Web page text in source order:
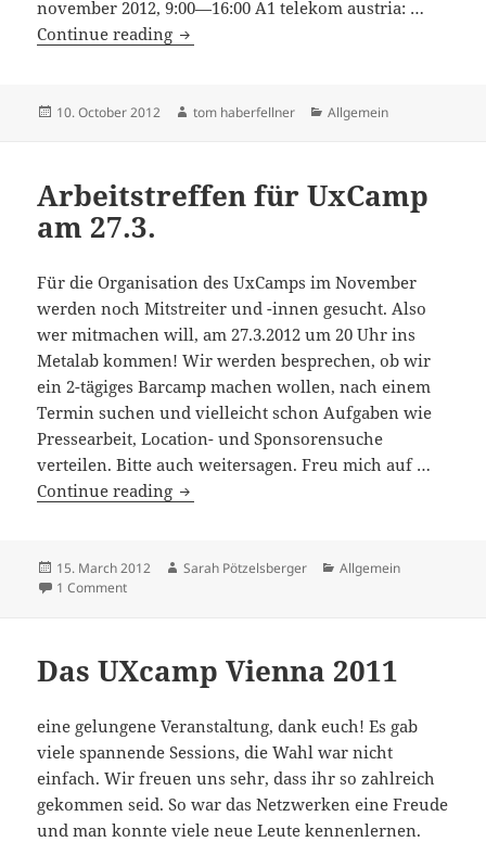
november 2012, 9:00—16:00 A1 telekom austria: …
Continue reading UxCamp
preisverleihung
Posted
10. October 2012 Author
tom haberfellner Categories
Allgemein
Arbeitstreffen für UxCamp
am 27.3.
Für die Organisation des UxCamps im November
werden noch Mitstreiter und -innen gesucht. Also
wer mitmachen will, am 27.3.2012 um 20 Uhr ins
Metalab kommen! Wir werden besprechen, ob wir
ein 2-tägiges Barcamp machen wollen, nach einem
Termin suchen und vielleicht schon Aufgaben wie
Pressearbeit, Location- und Sponsorensuche
verteilen. Bitte auch weitersagen. Freu mich auf …
Continue reading Arbeitstreffen
am
Posted
on
15. March 2012 Author
Sarah Pötzelsberger Categories
Allgemein
1 Commenton Arbeitstreffen für UxCamp am 27.3.
Das UXcamp Vienna 2011
eine gelungene Veranstaltung, dank euch! Es gab
viele spannende Sessions, die Wahl war nicht
einfach. Wir freuen uns sehr, dass ihr so zahlreich
gekommen seid. So war das Netzwerken eine Freude
und man konnte viele neue Leute kennenlernen.